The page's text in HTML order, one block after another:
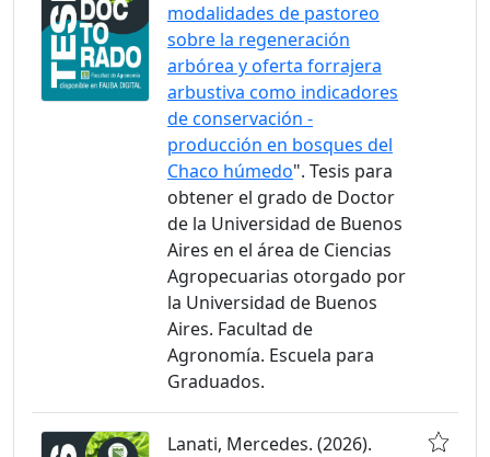
modalidades de pastoreo
sobre la regeneración
arbórea y oferta forrajera
arbustiva como indicadores
de conservación -
producción en bosques del
Chaco húmedo". Tesis para
obtener el grado de Doctor
de la Universidad de Buenos
Aires en el área de Ciencias
Agropecuarias otorgado por
la Universidad de Buenos
Aires. Facultad de
Agronomía. Escuela para
Graduados.
Lanati, Mercedes. (2026).